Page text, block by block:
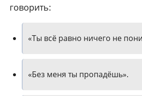
говорить:
«Ты всё равно ничего не
«Без меня ты пропадёшь».